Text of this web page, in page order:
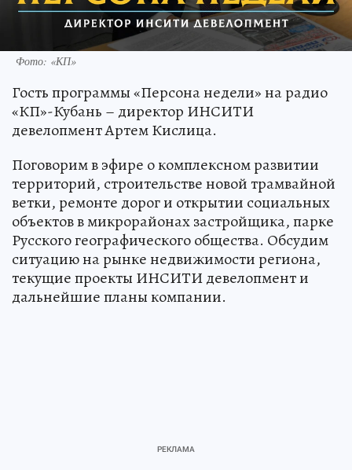
Фото: «КП»
Гость программы «Персона недели» на радио
«КП»-Кубань – директор ИНСИТИ
девелопмент Артем Кислица.
Поговорим в эфире о комплексном развитии
территорий, строительстве новой трамвайной
ветки, ремонте дорог и открытии социальных
объектов в микрорайонах застройщика, парке
Русского географического общества. Обсудим
ситуацию на рынке недвижимости региона,
текущие проекты ИНСИТИ девелопмент и
дальнейшие планы компании.